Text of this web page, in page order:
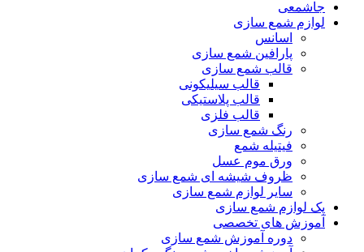
جاشمعی
لوازم شمع سازی
اسانس
پارافین شمع سازی
قالب شمع سازی
قالب سیلیکونی
قالب پلاستیکی
قالب فلزی
رنگ شمع سازی
فیتیله شمع
ورق موم عسل
ظروف شیشه ای شمع سازی
سایر لوازم شمع سازی
پک لوازم شمع سازی
آموزش های تخصصی
دوره آموزش شمع سازی